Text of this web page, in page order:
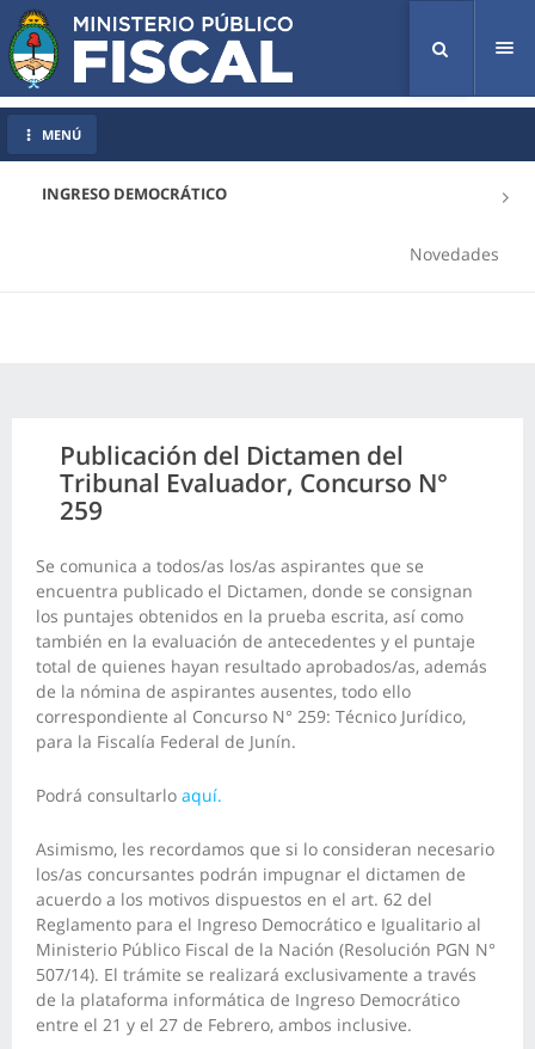
INGRESO DEMOCRÁTICO
Novedades
MENÚ
Publicación del Dictamen del
Tribunal Evaluador, Concurso N°
259
Se comunica a todos/as los/as aspirantes que se
encuentra publicado el Dictamen, donde se consignan
los puntajes obtenidos en la prueba escrita, así como
también en la evaluación de antecedentes y el puntaje
total de quienes hayan resultado aprobados/as, además
de la nómina de aspirantes ausentes, todo ello
correspondiente al Concurso N° 259: Técnico Jurídico,
para la Fiscalía Federal de Junín.
Podrá consultarlo aquí.
Asimismo, les recordamos que si lo consideran necesario
los/as concursantes podrán impugnar el dictamen de
acuerdo a los motivos dispuestos en el art. 62 del
Reglamento para el Ingreso Democrático e Igualitario al
Ministerio Público Fiscal de la Nación (Resolución PGN N°
507/14). El trámite se realizará exclusivamente a través
de la plataforma informática de Ingreso Democrático
entre el 21 y el 27 de Febrero, ambos inclusive.